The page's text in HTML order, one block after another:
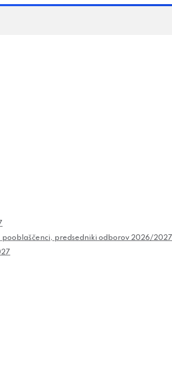
predsedniki odborov 2026/2027